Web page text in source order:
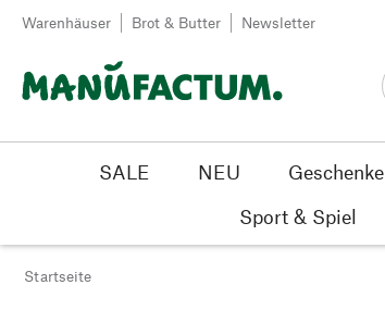
Zum Inhalt springen
Warenhäuser Brot & Butter Newsletter
SALE NEU Geschenke
Sport & Spiel
Startseite